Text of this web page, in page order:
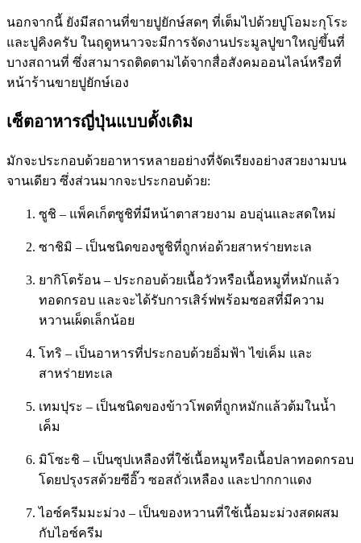
นอกจากนี้ ยังมีสถานที่ขายปูยักษ์สดๆ ที่เต็มไปด้วยปูโอมะกุโระ
และปูคิงครับ ในฤดูหนาวจะมีการจัดงานประมูลปูขาใหญ่ขึ้นที่
บางสถานที่ ซึ่งสามารถติดตามได้จากสื่อสังคมออนไลน์หรือที่
หน้าร้านขายปูยักษ์เอง
เซ็ตอาหารญี่ปุ่นแบบดั้งเดิม
มักจะประกอบด้วยอาหารหลายอย่างที่จัดเรียงอย่างสวยงามบน
จานเดียว ซึ่งส่วนมากจะประกอบด้วย:
ซูชิ – แพ็คเก็ตซูชิที่มีหน้าตาสวยงาม อบอุ่นและสดใหม่
ซาชิมิ – เป็นชนิดของซูชิที่ถูกห่อด้วยสาหร่ายทะเล
ยากิโตร้อน – ประกอบด้วยเนื้อวัวหรือเนื้อหมูที่หมักแล้ว
ทอดกรอบ และจะได้รับการเสิร์ฟพร้อมซอสที่มีความ
หวานเผ็ดเล็กน้อย
โทริ – เป็นอาหารที่ประกอบด้วยอิ่มฟ้า ไข่เค็ม และ
สาหร่ายทะเล
เทมปุระ – เป็นชนิดของข้าวโพดที่ถูกหมักแล้วต้มในน้ำ
เค็ม
มิโซะชิ – เป็นซุปเหลืองที่ใช้เนื้อหมูหรือเนื้อปลาทอดกรอบ
โดยปรุงรสด้วยซีอิ๊ว ซอสถั่วเหลือง และปากกาแดง
ไอซ์ครีมมะม่วง – เป็นของหวานที่ใช้เนื้อมะม่วงสดผสม
กับไอซ์ครีม